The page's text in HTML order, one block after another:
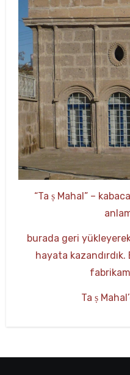
“Ta ṣ ​​​Mahal” –
burada geri
hayata
Ta ṣ